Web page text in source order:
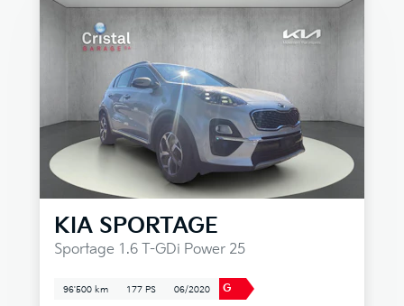
KIA SPORTAGE
Sportage 1.6 T-GDi Power 25
96'500 km 177 PS 06/2020 G